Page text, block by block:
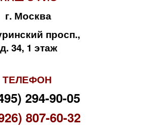
г. Москва
просп.,
д. 34, 1 этаж
ТЕЛЕФОН
294-90-05
807-60-32